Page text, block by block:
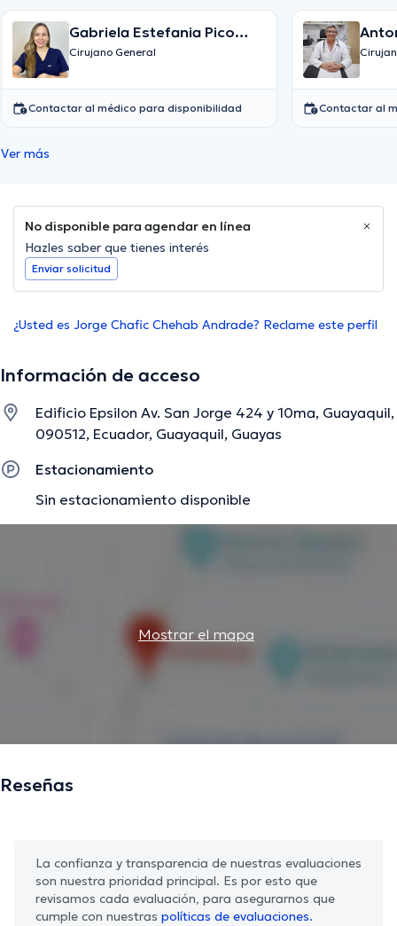
Gabriela Estefania Pico
Loor
Cirujano General
Contactar al médico para disponibilidad Contactar al
Ver más
No disponible para agendar en línea
Hazles saber que tienes interés
Enviar solicitud
¿Usted es Jorge Chafic Chehab Andrade? Reclame este perfil
Información de acceso
Edificio Epsilon Av. San Jorge 424 y 10ma, Guayaquil,
090512, Ecuador, Guayaquil, Guayas
Estacionamiento
Sin estacionamiento disponible
Mostrar el mapa
Reseñas
La confianza y transparencia de nuestras evaluaciones
son nuestra prioridad principal. Es por esto que
revisamos cada evaluación, para asegurarnos que
cumple con nuestras políticas de evaluaciones.